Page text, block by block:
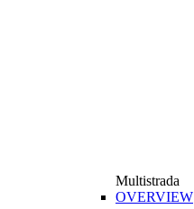
Multistrada
OVERVIEW